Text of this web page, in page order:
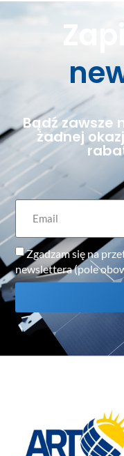
Bądź zawsze
żadnej
Zgadzam się na
newslettera (pole